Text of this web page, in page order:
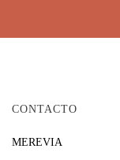
CONTACTO
MEREVIA